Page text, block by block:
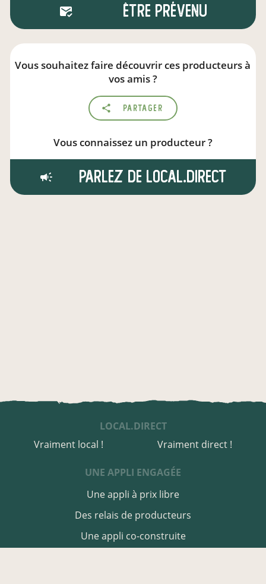
Être prévenu
Vous souhaitez faire découvrir ces producteurs à
vos amis ?
Partager
Vous connaissez un producteur ?
Parlez de local.direct
LOCAL.DIRECT
Vraiment local !
Vraiment direct !
UNE APPLI ENGAGÉE
Une appli à prix libre
Des relais de producteurs
Une appli co-construite